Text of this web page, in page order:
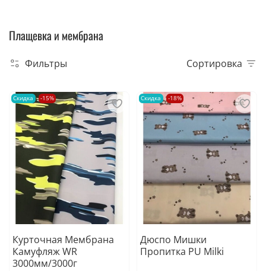
Плащевка и мембрана
Фильтры Сортировка
Скидка -15%
Курточная Мембрана
Камуфляж WR
3000мм/3000г
Скидка -18%
Дюспо Мишки
Пропитка PU Milki